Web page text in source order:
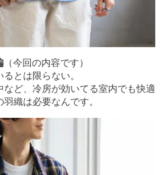
（今回の内容です）
とは限らない。
ど、冷房が効いてる室内でも快適
織は必要なんです。